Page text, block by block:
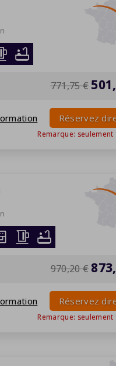
771,75 €
Réservez
Remarque: seulement
970,20 €
Réservez
Remarque: seulement